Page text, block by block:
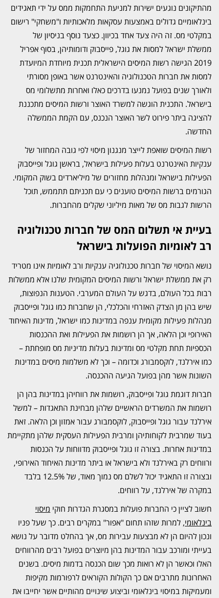
מהתיקונים נוגעים ישירות למניעת התחמקות ממס על ידי תאגידים
בינלאומיים גדולים באמצעות עסקאות מלאכותיות ו"משחקי" רישום
במקלטי מס. זה היה צעד אחד בכיוון. כצעד נוסף בניסיון של
ממשלת ישראל למסות את גוגל, פייסבוק ודומותיהן, בסוף אפריל
2019 הגישה רשות המיסים הישראלית תכנית מיוחדת המיועדת
למסות את חברות הטכנולוגיה והאינטרנט אשר באופן מסורתי
ולאורך שנים בפועל נמנעו בדרכים כאלו ואחרות מתשלומי מס
בישראל. התכנית הוגשה למשרד האוצר ורשות המיסים מתכננת
להציגה ביתר פירוט לשר האוצר הנכנס, עם הקמת הממשלה
החדשה.
רשות המיסים שואפת לייצר מנגנון מיסוי לפי גובה המחזור של
ענקיות האינטרנט בעלות פעילות בישראל, בראשן גוגל ופייסבוק
הפעילות בישראל ומנהלות מחזורים של מיליארדים בשוק המקומי.
הגורמים ברשות המיסים טוענים כי עם תכניתם תתממש, תוכל
הרשות לגבות מס של מאות מיליוני שקלים מהחברות.
בעיית אי תשלום המס של חברות טכנולוגיה
רב לאומיות הפועלות בישראל
נושא המיסוי של חברות טכנולוגיה ענקיות ורב לאומיות אינו מטריד
רק את ממשלת ישראל ורשות המיסים המקומית שלנו אלא ממשלות
רבות בכל העולם, בדגש על העולם המערבי. הטענות הנפוצות,
שיש בהן מן הצדק האזרחי והכלכלי, הן שחברות כמו גוגל ופייסבוק
מנהלות פעילות מקומית ענפה במדינות כמו ישראל, מדינות האיחוד
האירופי וכן הלאה, אך הן רושמות את הפעילות ואת ההכנסות
הכספיות תחת מקלטי מס ומדינות בעלות מדיניות מס מופחתת –
כמו אירלנד, לוקסמבורג וכדומה – וכך לא משלמות מיסים במדינות
השונות אשר מהן בפועל הגיעה ההכנסה.
חברות דוגמת גוגל ופייסבוק, רושמות את רווחיהן במדינות בהן הן
רושמות את המשרדים הראשיים שלהן מבחינת התאגדות – למשל
אירלנד עבור גוגל ופייסבוק, לוקסמבורג עבור אמזון וכן הלאה. זאת
בעוד שמרבית לקוחותיהן ומרבית הפעילות העסקית שלהן מתקיימת
במדינות אחרות. בצורה זו גוגל ופייסבוק מדווחות על הכנסות
ורווחים רק באירלנד ולא בישראל או ביתר מדינות האיחוד האירופי,
ובצורה זו התאגיד יכול לשלם מס נמוך מאוד, של 12.5% בלבד
במקרה של אירלנד, על רווחים.
חשוב לציין כי החברות פועלות במסגרת הגדרות חוקי מיסוי
בינלאומי, למרות שזהו תחום "אפור" במקרים רבים. כך שעל פניו
ונכון להיום הן לא מבצעות עבירות מס, אך בהחלט מדובר על נושא
בעייתי ומורכב עבור המדינות בהן מיוצרים בפועל רבים מהרווחים
האלו וכאשר הן לא רואות מכך שום הכנסה בדמות מיסים. בשנים
האחרונות מתרבים אם כך הקולות הקוראים לרפורמות מקיפות
ומעמיקות במיסוי בינלאומי וביצוע שינויים מהותיים אשר יחייבו את